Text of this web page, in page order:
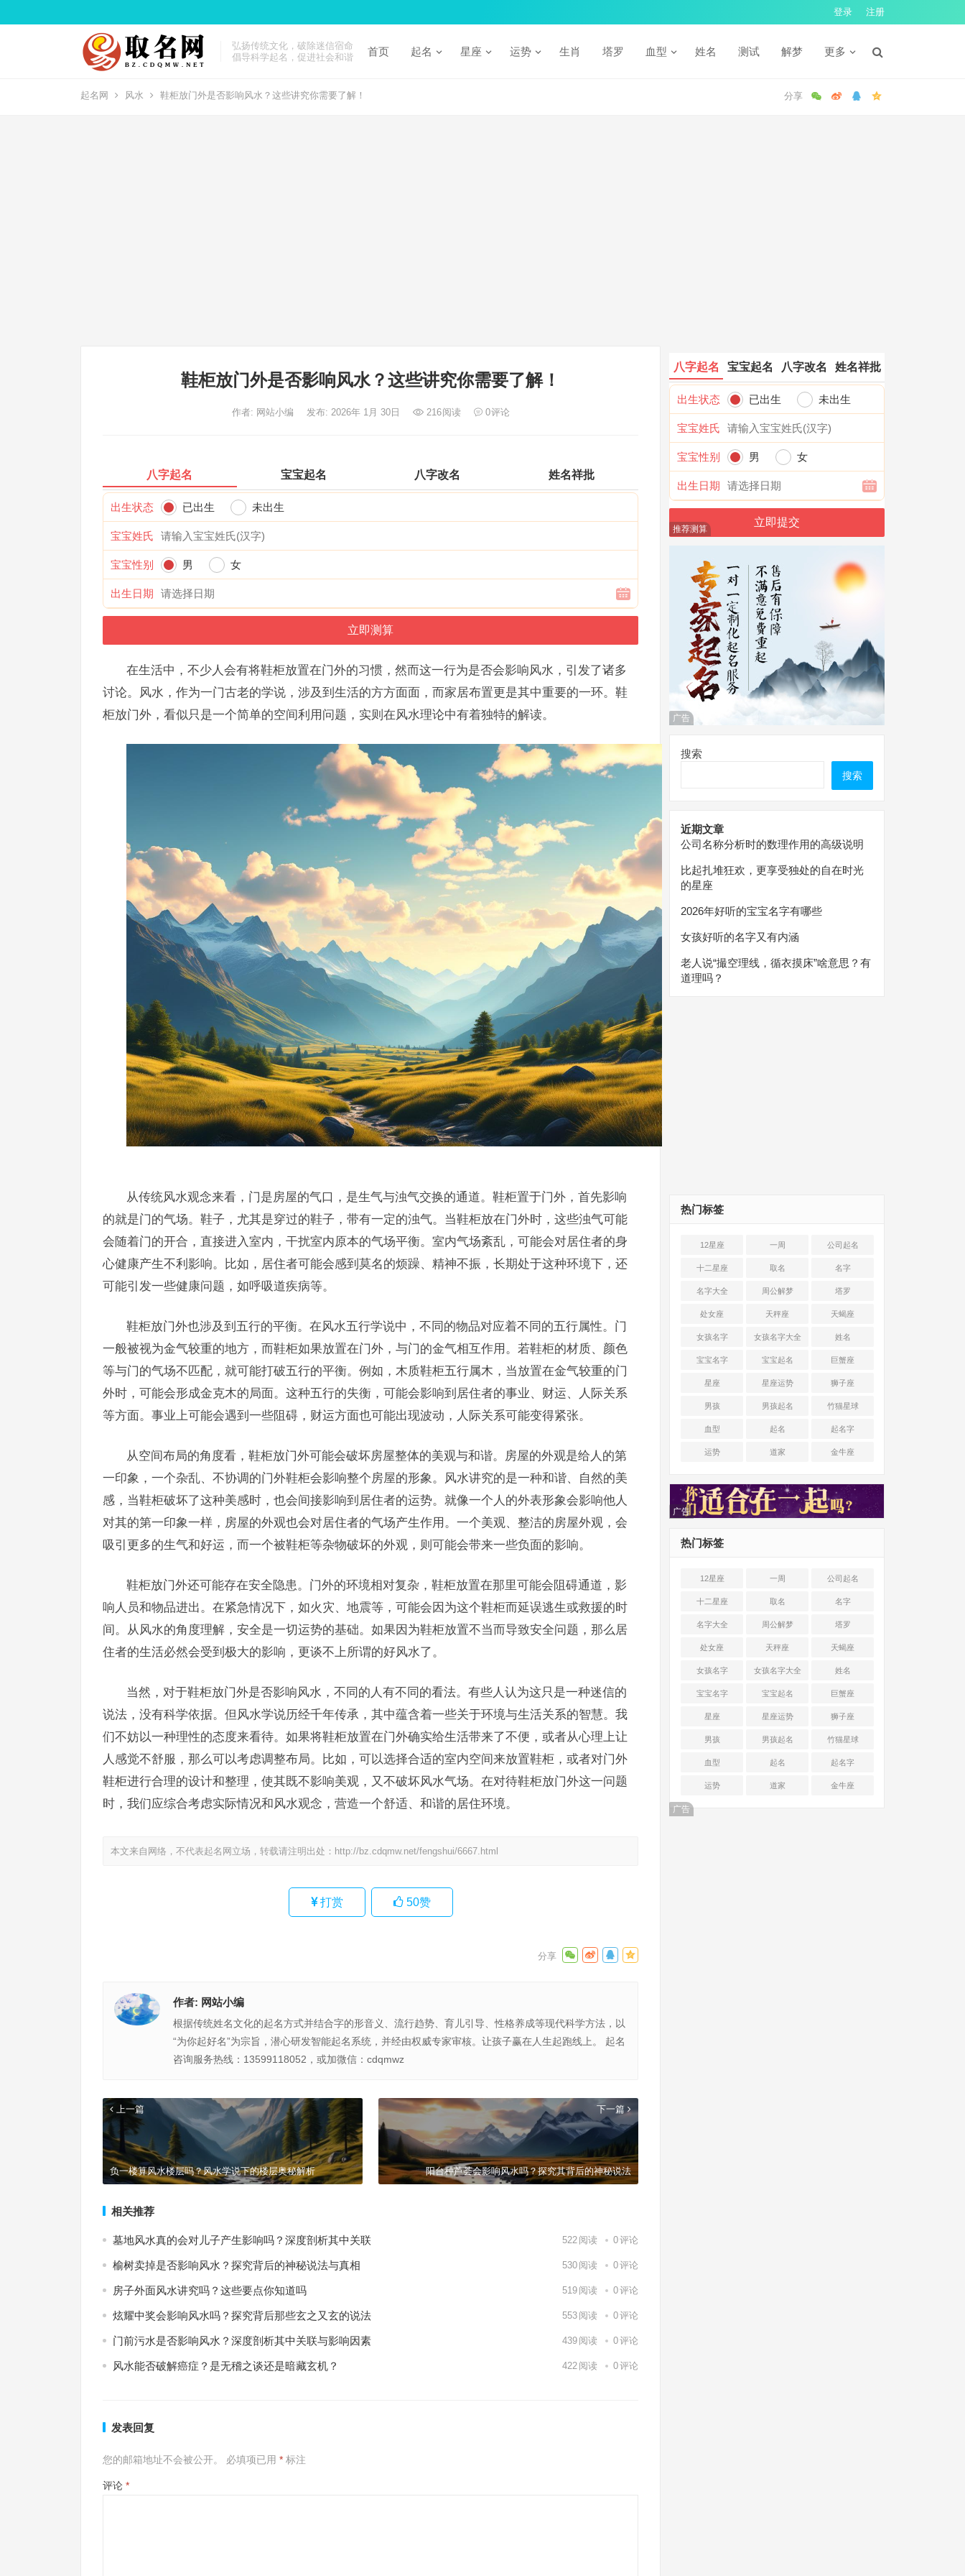
登录 注册
弘扬传统文化，破除迷信宿命
倡导科学起名，促进社会和谐
首页 起名 星座 运势 生肖 塔罗 血型 姓名 测试 解梦 更多
起名网 风水 鞋柜放门外是否影响风水？这些讲究你需要了解！
鞋柜放门外是否影响风水？这些讲究你需要了解！
作者: 网站小编 发布: 2026年 1月 30日 216阅读 0评论
八字起名 宝宝起名 八字改名 姓名祥批
出生状态 已出生 未出生
宝宝姓氏
宝宝性别 男 女
出生日期
在生活中，不少人会有将鞋柜放置在门外的习惯，然而这一行为是否会影响风水，引发了诸多
讨论。风水，作为一门古老的学说，涉及到生活的方方面面，而家居布置更是其中重要的一环。鞋
柜放门外，看似只是一个简单的空间利用问题，实则在风水理论中有着独特的解读。
从传统风水观念来看，门是房屋的气口，是生气与浊气交换的通道。鞋柜置于门外，首先影响
的就是门的气场。鞋子，尤其是穿过的鞋子，带有一定的浊气。当鞋柜放在门外时，这些浊气可能
会随着门的开合，直接进入室内，干扰室内原本的气场平衡。室内气场紊乱，可能会对居住者的身
心健康产生不利影响。比如，居住者可能会感到莫名的烦躁、精神不振，长期处于这种环境下，还
可能引发一些健康问题，如呼吸道疾病等。
鞋柜放门外也涉及到五行的平衡。在风水五行学说中，不同的物品对应着不同的五行属性。门
一般被视为金气较重的地方，而鞋柜如果放置在门外，与门的金气相互作用。若鞋柜的材质、颜色
等与门的气场不匹配，就可能打破五行的平衡。例如，木质鞋柜五行属木，当放置在金气较重的门
外时，可能会形成金克木的局面。这种五行的失衡，可能会影响到居住者的事业、财运、人际关系
等方面。事业上可能会遇到一些阻碍，财运方面也可能出现波动，人际关系可能变得紧张。
从空间布局的角度看，鞋柜放门外可能会破坏房屋整体的美观与和谐。房屋的外观是给人的第
一印象，一个杂乱、不协调的门外鞋柜会影响整个房屋的形象。风水讲究的是一种和谐、自然的美
感，当鞋柜破坏了这种美感时，也会间接影响到居住者的运势。就像一个人的外表形象会影响他人
对其的第一印象一样，房屋的外观也会对居住者的气场产生作用。一个美观、整洁的房屋外观，会
吸引更多的生气和好运，而一个被鞋柜等杂物破坏的外观，则可能会带来一些负面的影响。
鞋柜放门外还可能存在安全隐患。门外的环境相对复杂，鞋柜放置在那里可能会阻碍通道，影
响人员和物品进出。在紧急情况下，如火灾、地震等，可能会因为这个鞋柜而延误逃生或救援的时
间。从风水的角度理解，安全是一切运势的基础。如果因为鞋柜放置不当而导致安全问题，那么居
住者的生活必然会受到极大的影响，更谈不上所谓的好风水了。
当然，对于鞋柜放门外是否影响风水，不同的人有不同的看法。有些人认为这只是一种迷信的
说法，没有科学依据。但风水学说历经千年传承，其中蕴含着一些关于环境与生活关系的智慧。我
们不妨以一种理性的态度来看待。如果将鞋柜放置在门外确实给生活带来了不便，或者从心理上让
人感觉不舒服，那么可以考虑调整布局。比如，可以选择合适的室内空间来放置鞋柜，或者对门外
鞋柜进行合理的设计和整理，使其既不影响美观，又不破坏风水气场。在对待鞋柜放门外这一问题
时，我们应综合考虑实际情况和风水观念，营造一个舒适、和谐的居住环境。
本文来自网络，不代表起名网立场，转载请注明出处： http://bz.cdqmw.net/fengshui/6667.html
打赏 50赞
作者: 网站小编
根据传统姓名文化的起名方式并结合字的形音义、流行趋势、育儿引导、性格养成等现代科学方法，以
“为你起好名”为宗旨，潜心研发智能起名系统，并经由权威专家审核。让孩子赢在人生起跑线上。 起名
咨询服务热线：13599118052，或加微信：cdqmwz
上一篇
负一楼算风水楼层吗？风水学说下的楼层奥秘解析
下一篇
阳台种芦荟会影响风水吗？探究其背后的神秘说法
相关推荐
墓地风水真的会对儿子产生影响吗？深度剖析其中关联 522 阅读 0评论
榆树卖掉是否影响风水？探究背后的神秘说法与真相 530 阅读 0评论
房子外面风水讲究吗？这些要点你知道吗 519 阅读 0评论
炫耀中奖会影响风水吗？探究背后那些玄之又玄的说法 553 阅读 0评论
门前污水是否影响风水？深度剖析其中关联与影响因素 439 阅读 0评论
风水能否破解癌症？是无稽之谈还是暗藏玄机？ 422 阅读 0评论
发表回复
您的邮箱地址不会被公开。 必填项已用 * 标注
评论 *
八字起名 宝宝起名 八字改名 姓名祥批
出生状态 已出生 未出生
宝宝姓氏
宝宝性别 男 女
出生日期
推荐测算
广告
搜索
搜索
近期文章
公司名称分析时的数理作用的高级说明
比起扎堆狂欢，更享受独处的自在时光
的星座
2026年好听的宝宝名字有哪些
女孩好听的名字又有内涵
老人说“撮空理线，循衣摸床”啥意思？有
道理吗？
热门标签
12星座 一周 公司起名
十二星座 取名 名字
名字大全 周公解梦 塔罗
处女座 天秤座 天蝎座
女孩名字 女孩名字大全 姓名
宝宝名字 宝宝起名 巨蟹座
星座 星座运势 狮子座
男孩 男孩起名 竹猫星球
血型 起名 起名字
运势 道家 金牛座
广告
热门标签
12星座 一周 公司起名
十二星座 取名 名字
名字大全 周公解梦 塔罗
处女座 天秤座 天蝎座
女孩名字 女孩名字大全 姓名
宝宝名字 宝宝起名 巨蟹座
星座 星座运势 狮子座
男孩 男孩起名 竹猫星球
血型 起名 起名字
运势 道家 金牛座
广告